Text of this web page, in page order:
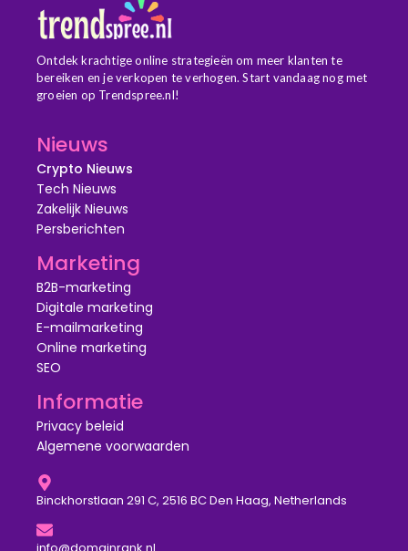
Ontdek krachtige online strategieën om meer klanten te
bereiken en je verkopen te verhogen. Start vandaag nog met
groeien op Trendspree.nl!
Nieuws
Crypto Nieuws
Tech Nieuws
Zakelijk Nieuws
Persberichten
Marketing
B2B-marketing
Digitale marketing
E-mailmarketing
Online marketing
SEO
Informatie
Privacy beleid
Algemene voorwaarden
Binckhorstlaan 291 C, 2516 BC Den Haag, Netherlands